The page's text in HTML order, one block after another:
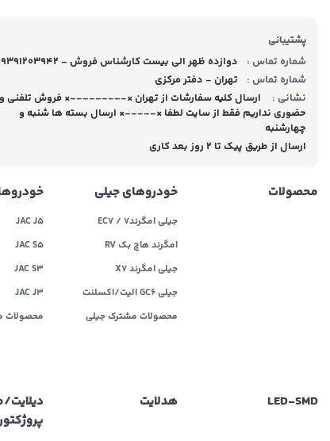
پشتیبانی
شماره تماس :
09391203942 - دوازده ظهر الی بیست کارشناس فروش
شماره تماس :
تهران - دفتر مرکزی
نشانی :
ارسال کلیه سفارشات از تهران ×---------× فروش تلفنی و
حضوری نداریم فقط از سایت لطفا ×-----× ارسال بسته ها شنبه و
چهارشنبه
ارسال از طریق پیک تا ۲ روز بعد کاری
محصولات خودروهای جیلی
جیلی امگرند۷ / EC7
امگرند هاچ بک RV
جیلی امگرند X7
جیلی GC6 الیت/اکسلنت
محصولات مشترک جیلی
JAC J5
JAC S5
JAC S3
JAC J3
محصولات
LED‌-SMD هدلایت